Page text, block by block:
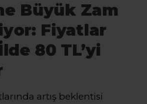
Büyük Zam
Fiyatlar
80 TL’yi
artış beklentisi